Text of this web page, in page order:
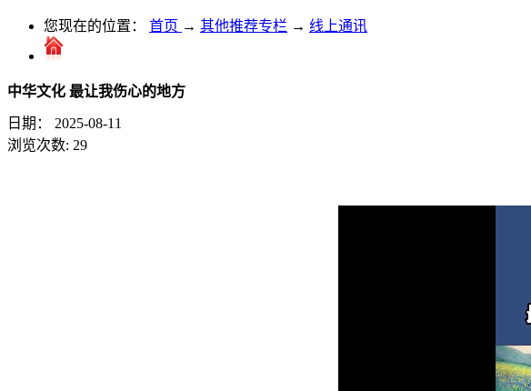
您现在的位置： 首页 → 其他推荐专栏 → 线上通讯
中华文化 最让我伤心的地方
日期：
2025-08-11
浏览次数: 29